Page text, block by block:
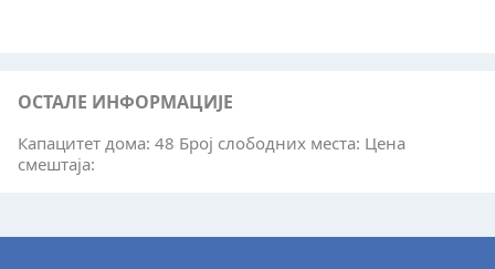
ОСТАЛЕ ИНФОРМАЦИЈЕ
Капацитет дома: 48 Број слободних места: Цена
смештаја: